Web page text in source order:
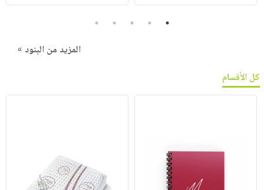
1
2
3
4
5
المزيد من البنود »
كل الأقسام